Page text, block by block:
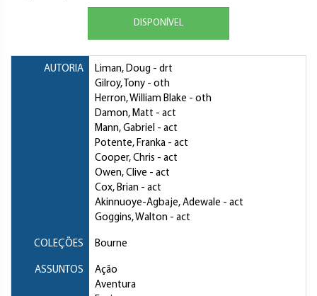
DISPONÍVEL
AUTORIA Liman, Doug - drt
Gilroy, Tony - oth
Herron, William Blake - oth
Damon, Matt - act
Mann, Gabriel - act
Potente, Franka - act
Cooper, Chris - act
Owen, Clive - act
Cox, Brian - act
Akinnuoye-Agbaje, Adewale - act
Goggins, Walton - act
COLEÇÕES Bourne
ASSUNTOS
Ação
Aventura